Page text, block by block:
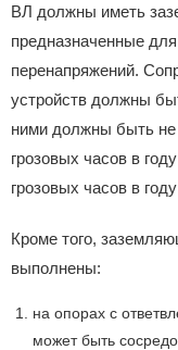
ВЛ должны иметь
предназначенные
перенапряжений.
устройств должны
ними должны быть
грозовых часов в
грозовых часов в
Кроме того,
выполнены:
на опорах с
может быть